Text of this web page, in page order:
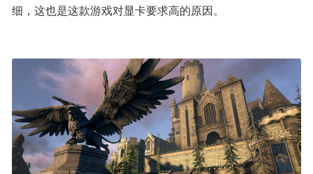
细，这也是这款游戏对显卡要求高的原因。